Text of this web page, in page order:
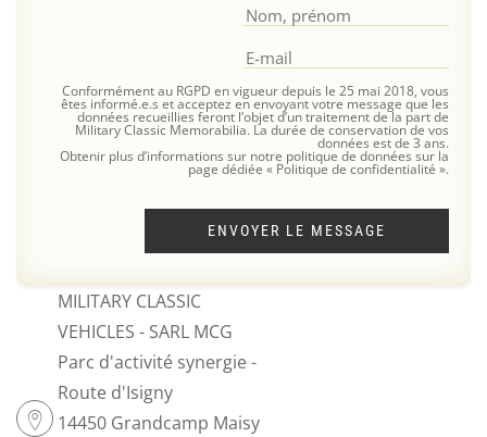
Conformément au RGPD en vigueur depuis le 25 mai 2018, vous
êtes informé.e.s et acceptez en envoyant votre message que les
données recueillies feront l’objet d’un traitement de la part de
Military Classic Memorabilia. La durée de conservation de vos
données est de 3 ans.
Obtenir plus d’informations sur notre politique de données sur la
page dédiée « Politique de confidentialité ».
ENVOYER LE MESSAGE
MILITARY CLASSIC
VEHICLES - SARL MCG
Parc d'activité synergie -
Route d'Isigny
14450 Grandcamp Maisy